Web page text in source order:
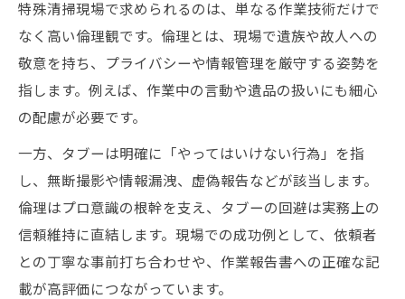
特殊清掃現場で求められるのは、単なる作業技術だけで
なく高い倫理観です。倫理とは、現場で遺族や故人への
敬意を持ち、プライバシーや情報管理を厳守する姿勢を
指します。例えば、作業中の言動や遺品の扱いにも細心
の配慮が必要です。
一方、タブーは明確に「やってはいけない行為」を指
し、無断撮影や情報漏洩、虚偽報告などが該当します。
倫理はプロ意識の根幹を支え、タブーの回避は実務上の
信頼維持に直結します。現場での成功例として、依頼者
との丁寧な事前打ち合わせや、作業報告書への正確な記
載が高評価につながっています。